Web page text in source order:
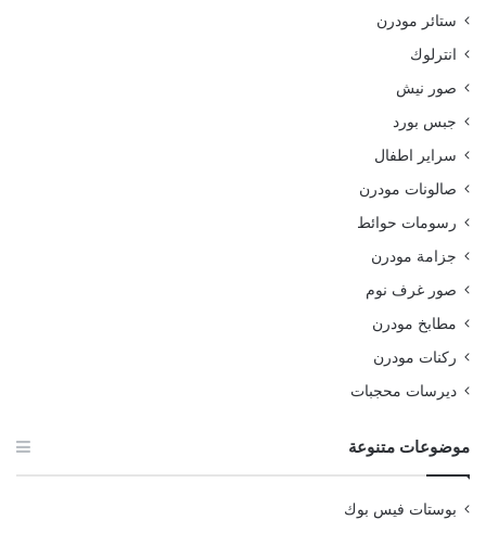
ستائر مودرن
انترلوك
صور نيش
جبس بورد
سراير اطفال
صالونات مودرن
رسومات حوائط
جزامة مودرن
صور غرف نوم
مطابخ مودرن
ركنات مودرن
ديرسات محجبات
موضوعات متنوعة
بوستات فيس بوك